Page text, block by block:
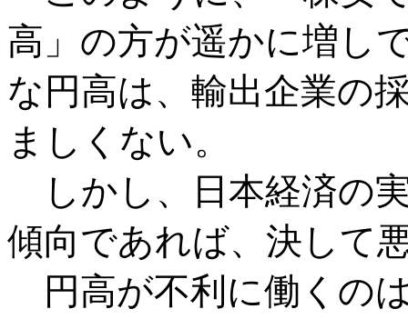
高」の方が遥かに増し
な円高は、輸出企業の
ましくない。
しかし、日本経済の
傾向であれば、決して
円高が不利に働くの